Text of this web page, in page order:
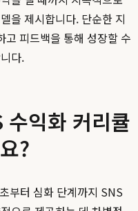
을 제시합니다. 단순한 지
고 피드백을 통해 성장할 수
다.
익화 커리큘
?
부터 심화 단계까지 SNS